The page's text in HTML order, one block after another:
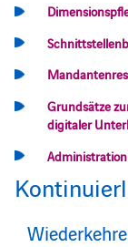
Grundsätze
digitaler